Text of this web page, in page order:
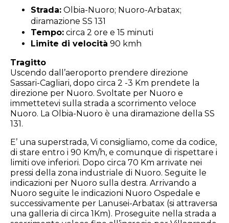
Strada: Olbia-Nuoro; Nuoro-Arbatax;
diramazione SS 131
Tempo: circa 2 ore e 15 minuti
Limite di velocità 90 kmh
Tragitto
Uscendo dall’aeroporto prendere direzione
Sassari-Cagliari, dopo circa 2 -3 Km prendete la
direzione per Nuoro. Svoltate per Nuoro e
immettetevi sulla strada a scorrimento veloce
Nuoro. La Olbia-Nuoro è una diramazione della SS
131.
E’ una superstrada, Vi consigliamo, come da codice,
di stare entro i 90 Km/h, e comunque di rispettare i
limiti ove inferiori. Dopo circa 70 Km arrivate nei
pressi della zona industriale di Nuoro. Seguite le
indicazioni per Nuoro sulla destra. Arrivando a
Nuoro seguite le indicazioni Nuoro Ospedale e
successivamente per Lanusei-Arbatax (si attraversa
una galleria di circa 1Km). Proseguite nella strada a